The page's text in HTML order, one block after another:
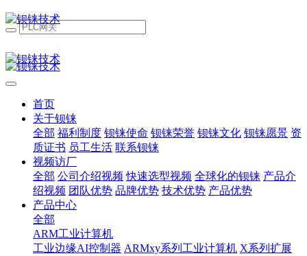
首页
关于钡铼
全部 福利制度 钡铼使命 钡铼荣誉 钡铼文化 钡铼愿景 资
质证书 员工生活 联系钡铼
视频访厂
全部 公司介绍视频 快速选型视频 全球化的钡铼 产品介
绍视频 团队优势 品牌优势 技术优势 产品优势
产品中心
全部
ARM工业计算机
工业边缘AI控制器 ARMxy系列工业计算机 X系列扩展